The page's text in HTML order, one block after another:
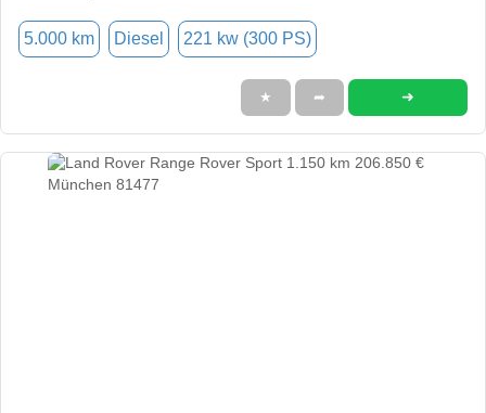
5.000 km Diesel 221 kw (300 PS)
★ ➦ ➜